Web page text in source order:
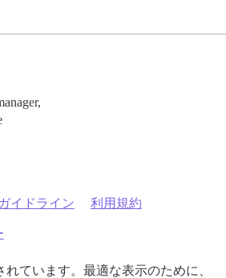
ガイドライン 利用規約
ています。最適な表示のために、